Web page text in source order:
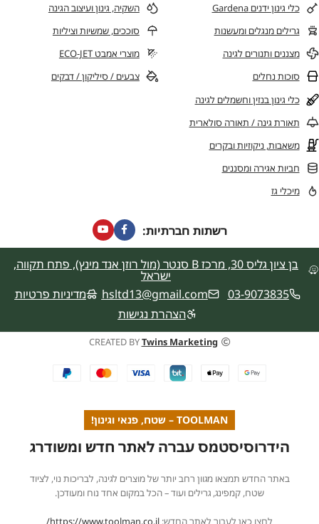
כלי גינון ידנים Gardena
גרילים מנגלים ומעשנות
מצננים ותנורים לגינה
סוכות נחלים
השקיה, גינון ועיצוב הגינה
סוככים, שמשיות וציליות
מוצרי אמבט ECO-JET
צבעים / סיליקון / דבקים
כלי גינון בנזין וחשמלים לגינה
תאורת גינה / תאורה סולארית
משאבות, ניקוזיות ובקרים
חביות אגירה ומסננים
מיכלי גז
רשתות חברתיות:
בן ציון גליס 30, מרכז B סנטר (מול רוזן אנד מינץ), פתח תקווה,
ישראל
03-9073835
hsltd13@gmail.com
מדיניות פרטיות
הצהרת נגישות
CREATED BYTwins Marketing
TOOLMAN – שטח, פנאי וגינון!
הידרוסיסטמס עברה לאתר חדש ומשודרג
באתר החדש תמצאו מגוון רחב יותר של מוצרים לגינה, לבריכות נוי, לציוד
שטח, קמפינג, גרילים ועוד – הכל במקום אחד נוח ומעודכן.
לחצו כאן לעבור לאתר החדש: https://www.toolman.co.il/